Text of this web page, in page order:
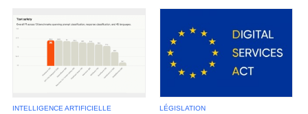
INTELLIGENCE ARTIFICIELLE LÉGISLATION